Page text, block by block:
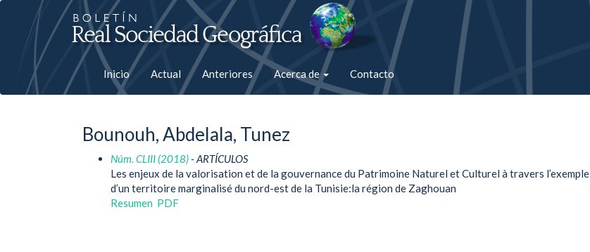
Salto
rápiso
la
Inicio Actual Anteriores Acerca de Contacto
Bounouh, Abdelala, Tunez
Núm. CLIII (2018)- ARTÍCULOS
Les enjeux de la valorisation et de la gouvernance du Patrimoine Naturel et Culturel à travers l’exemple
d’un territoire marginalisé du nord-est de la Tunisie:la région de Zaghouan
Resumen PDF